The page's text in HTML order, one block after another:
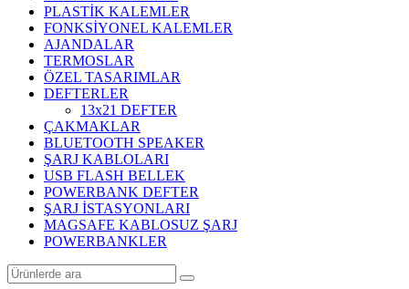
PLASTİK KALEMLER
FONKSİYONEL KALEMLER
AJANDALAR
TERMOSLAR
ÖZEL TASARIMLAR
DEFTERLER
13x21 DEFTER
ÇAKMAKLAR
BLUETOOTH SPEAKER
ŞARJ KABLOLARI
USB FLASH BELLEK
POWERBANK DEFTER
ŞARJ İSTASYONLARI
MAGSAFE KABLOSUZ ŞARJ
POWERBANKLER